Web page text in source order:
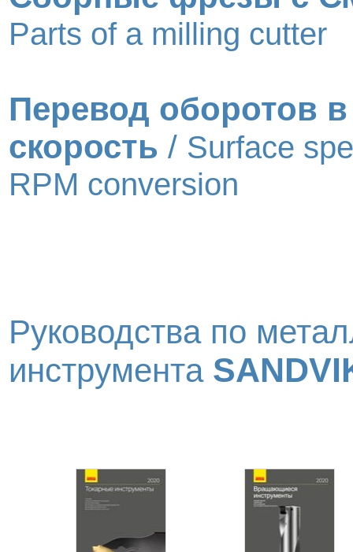
Parts of a milling cutter
Перевод оборотов в
скорость / Surface
RPM conversion
Руководства по
инструмента